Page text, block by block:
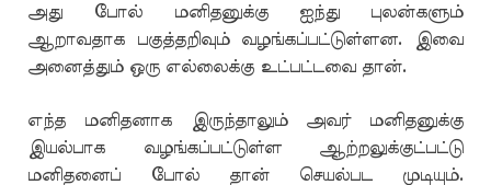
அது போல் மனிதனுக்கு ஐந்து புலன்களும்
ஆறாவதாக பகுத்தறிவும் வழங்கப்பட்டுள்ளன. இவை
அனைத்தும் ஒரு எல்லைக்கு உட்பட்டவை தான்.
எந்த மனிதனாக இருந்தாலும் அவர் மனிதனுக்கு
இயல்பாக வழங்கப்பட்டுள்ள ஆற்றலுக்குட்பட்டு
மனிதனைப் போல் தான் செயல்பட முடியும்.